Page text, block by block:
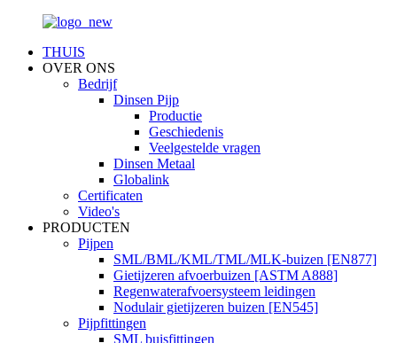
THUIS
OVER ONS
Bedrijf
Dinsen Pijp
Productie
Geschiedenis
Veelgestelde vragen
Dinsen Metaal
Globalink
Certificaten
Video's
PRODUCTEN
Pijpen
SML/BML/KML/TML/MLK-buizen [EN877]
Gietijzeren afvoerbuizen [ASTM A888]
Regenwaterafvoersysteem leidingen
Nodulair gietijzeren buizen [EN545]
Pijpfittingen
SML buisfittingen